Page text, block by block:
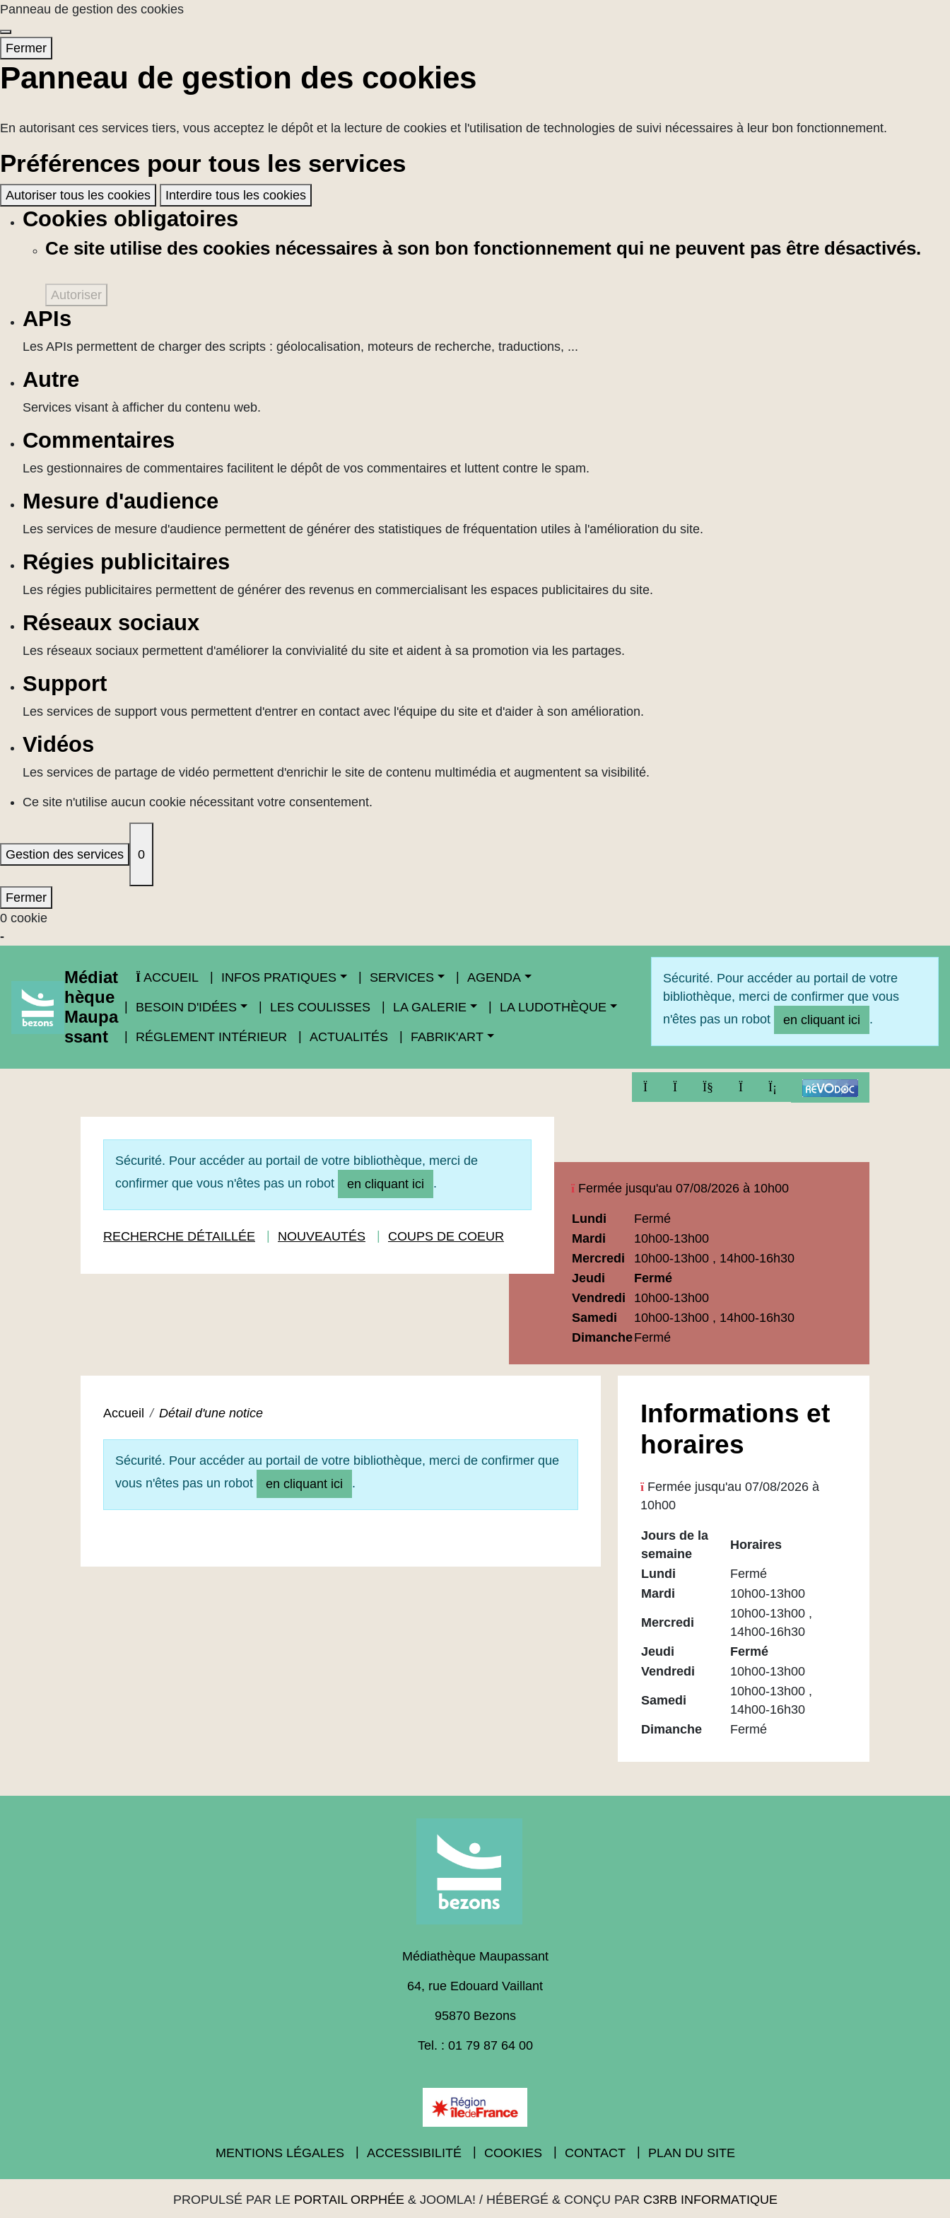
Panneau de gestion des cookies
Fermer
Panneau de gestion des cookies
En autorisant ces services tiers, vous acceptez le dépôt et la lecture de cookies et l'utilisation de technologies de suivi nécessaires à leur bon fonctionnement.
Préférences pour tous les services
Autoriser tous les cookies Interdire tous les cookies
Cookies obligatoires
Ce site utilise des cookies nécessaires à son bon fonctionnement qui ne peuvent pas être désactivés.
Autoriser
APIs
Les APIs permettent de charger des scripts : géolocalisation, moteurs de recherche, traductions, ...
Autre
Services visant à afficher du contenu web.
Commentaires
Les gestionnaires de commentaires facilitent le dépôt de vos commentaires et luttent contre le spam.
Mesure d'audience
Les services de mesure d'audience permettent de générer des statistiques de fréquentation utiles à l'amélioration du site.
Régies publicitaires
Les régies publicitaires permettent de générer des revenus en commercialisant les espaces publicitaires du site.
Réseaux sociaux
Les réseaux sociaux permettent d'améliorer la convivialité du site et aident à sa promotion via les partages.
Support
Les services de support vous permettent d'entrer en contact avec l'équipe du site et d'aider à son amélioration.
Vidéos
Les services de partage de vidéo permettent d'enrichir le site de contenu multimédia et augmentent sa visibilité.
Ce site n'utilise aucun cookie nécessitant votre consentement.
Gestion des services 0
Fermer
0 cookie
-
Médiat
hèque
Maupa
ssant
ACCUEIL INFOS PRATIQUES SERVICES AGENDA
BESOIN D'IDÉES LES COULISSES LA GALERIE LA LUDOTHÈQUE
RÉGLEMENT INTÉRIEUR ACTUALITÉS FABRIK'ART
Sécurité. Pour accéder au portail de votre
bibliothèque, merci de confirmer que vous
n'êtes pas un robot
en cliquant ici .
FACEBOOK
TWITTERYOUTUBEINSTAGRAM
LINKEDIN
Sécurité. Pour accéder au portail de votre bibliothèque, merci de
confirmer que vous n'êtes pas un robot
en cliquant ici .
RECHERCHE DÉTAILLÉE NOUVEAUTÉS COUPS DE COEUR
Fermée jusqu'au 07/08/2026 à 10h00
Horaires
Médiathèque
Maupassant
Lundi
Fermé
Mardi
10h00-13h00
Mercredi
10h00-13h00 , 14h00-16h30
Jeudi
Fermé
Vendredi
10h00-13h00
Samedi
10h00-13h00 , 14h00-16h30
DimancheFermé
Accueil Détail d'une notice
Sécurité. Pour accéder au portail de votre bibliothèque, merci de confirmer que
vous n'êtes pas un robot
en cliquant ici .
Informations et
horaires
Fermée jusqu'au 07/08/2026 à
10h00
Horaires
Médiathèque
Jours de la
semaine
Horaires
Lundi
Fermé
Mardi
10h00-13h00
Mercredi
10h00-13h00 ,
14h00-16h30
Jeudi
Fermé
Vendredi
10h00-13h00
Samedi
10h00-13h00 ,
14h00-16h30
Dimanche
Fermé
Médiathèque Maupassant
64, rue Edouard Vaillant
95870 Bezons
Tel. : 01 79 87 64 00
MENTIONS LÉGALES ACCESSIBILITÉ COOKIES CONTACT PLAN DU SITE
PROPULSÉ PAR LE PORTAIL ORPHÉE & JOOMLA! / HÉBERGÉ & CONÇU PAR C3RB INFORMATIQUE